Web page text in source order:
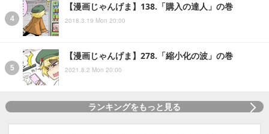
【漫画じゃんげま】138.「購入の達人」の巻
2018.3.19 Mon 20:00
【漫画じゃんげま】278.「縮小化の波」の巻
2021.8.2 Mon 20:00
ランキングをもっと見る